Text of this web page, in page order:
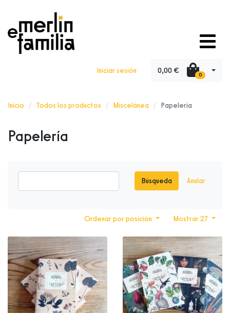
Iniciar sesión 0,00 € 0
Inicio Todos los productos Miscelánea Papelería
Papelería
Búsqueda Anular
Mostrar 27
Ordenar por posición